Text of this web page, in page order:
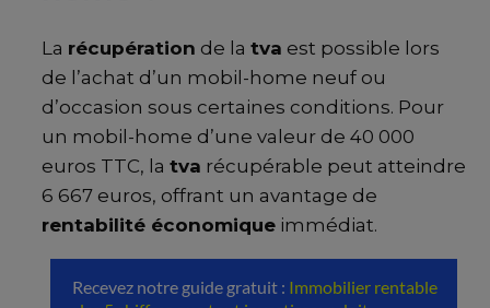
La récupération de la tva est possible lors
de l’achat d’un mobil-home neuf ou
d’occasion sous certaines conditions. Pour
un mobil-home d’une valeur de 40 000
euros TTC, la tva récupérable peut atteindre
6 667 euros, offrant un avantage de
rentabilité économique immédiat.